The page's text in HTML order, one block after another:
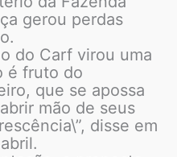
gerou perdas
do Carf virou uma
é fruto do
que se apossa
mão de seus
disse em